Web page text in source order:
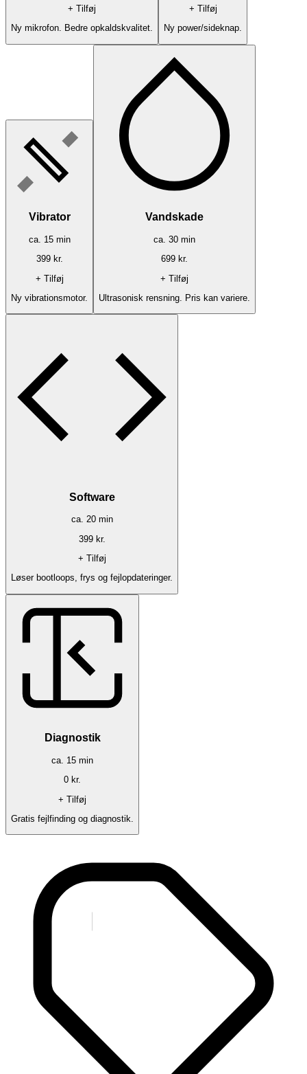
+ Tilføj
Ny mikrofon. Bedre opkaldskvalitet.
+ Tilføj
Ny power/sideknap.
Vibrator
ca. 15min
399kr.
+ Tilføj
Ny vibrationsmotor.
Vandskade
ca. 30 min
699 kr.
+ Tilføj
Ultrasonisk rensning. Pris kan variere.
Software
ca. 20min
399kr.
+ Tilføj
Løser bootloops, frys og fejlopdateringer.
Diagnostik
ca. 15 min
0 kr.
+ Tilføj
Gratis fejlfinding og diagnostik.